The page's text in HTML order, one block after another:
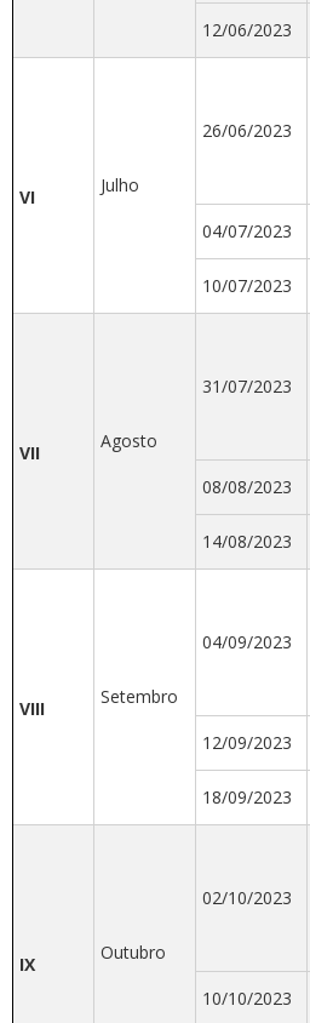
12/06/2023
VI
Julho
26/06/2023
04/07/2023
10/07/2023
VII
Agosto
31/07/2023
08/08/2023
14/08/2023
VIII
Setembro
04/09/2023
12/09/2023
18/09/2023
IX
Outubro
02/10/2023
10/10/2023